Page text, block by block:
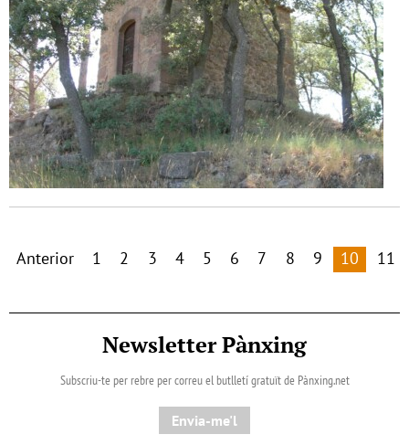
Anterior 1 2 3 4 5 6 7 8 9 10 11
Newsletter Pànxing
Subscriu-te per rebre per correu el butlletí gratuït de Pànxing.net​
Envia-me'l